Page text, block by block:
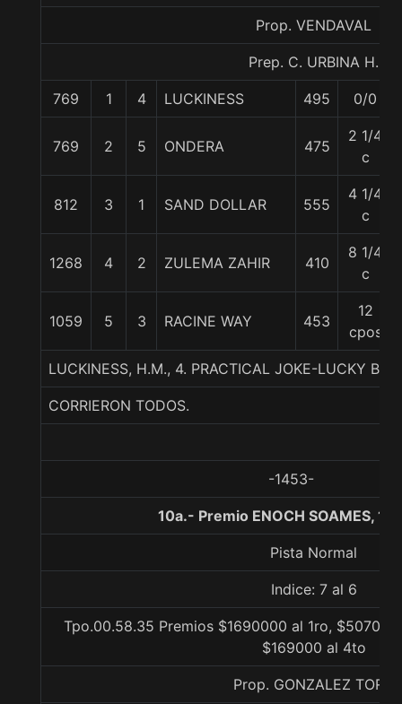
Prop. VENDAVAL
Prep. C. URBINA H.
769 1 4 LUCKINESS 495 0/0
769 2 5 ONDERA 475
2 1/4
c
812 3 1 SAND DOLLAR 555
4 1/4
c
1268 4 2 ZULEMA ZAHIR 410
8 1/4
c
1059 5 3 RACINE WAY 453
12
cpos
LUCKINESS, H.M., 4. PRACTICAL JOKE-LUCKY
CORRIERON TODOS.
-1453-
10a.- Premio ENOCH SOAMES,
Pista Normal
Indice: 7 al 6
Tpo.00.58.35 Premios $1690000 al 1ro,
$169000 al 4to
Prop. GONZALEZ TORO